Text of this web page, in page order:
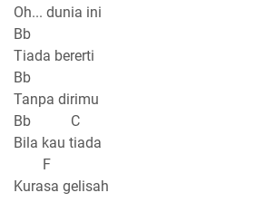
Oh... dunia ini
Bb
Tiada bererti
Bb
Tanpa dirimu
Bb C
Bila kau tiada
F
Kurasa gelisah